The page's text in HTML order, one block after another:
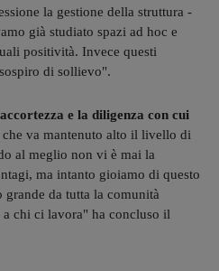
la gestione della struttura -
già studiato spazi ad hoc e
positività. Invece questi
di sollievo".
e la diligenza con cui
che va mantenuto alto il livello di
al meglio non vi è mai la
ma intanto gioiamo di questo
da tutta la comunità
chi ci lavora" ha concluso il